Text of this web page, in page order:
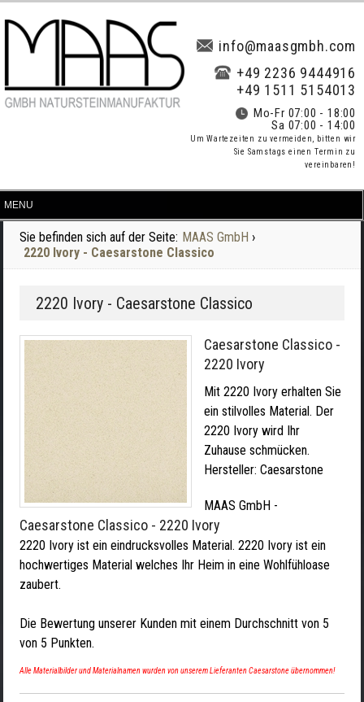
info@maasgmbh.com
+49 2236 9444916
+49 1511 5154013
Mo-Fr 07:00 - 18:00
Sa 07:00 - 14:00
Um Wartezeiten zu vermeiden, bitten wir
Sie Samstags einen Termin zu
vereinbaren!
Sie befinden sich auf der Seite: MAAS GmbH ›
2220 Ivory - Caesarstone Classico
2220 Ivory - Caesarstone Classico
Caesarstone Classico -
2220 Ivory
Mit 2220 Ivory erhalten Sie
ein stilvolles Material. Der
2220 Ivory wird Ihr
Zuhause schmücken.
Hersteller: Caesarstone
MAAS GmbH -
Caesarstone Classico - 2220 Ivory
2220 Ivory ist ein eindrucksvolles Material. 2220 Ivory ist ein
hochwertiges Material welches Ihr Heim in eine Wohlfühloase
zaubert.
Die Bewertung unserer Kunden mit einem Durchschnitt von 5
von 5 Punkten.
Alle Materialbilder und Materialnamen wurden von unserem Lieferanten Caesarstone übernommen!